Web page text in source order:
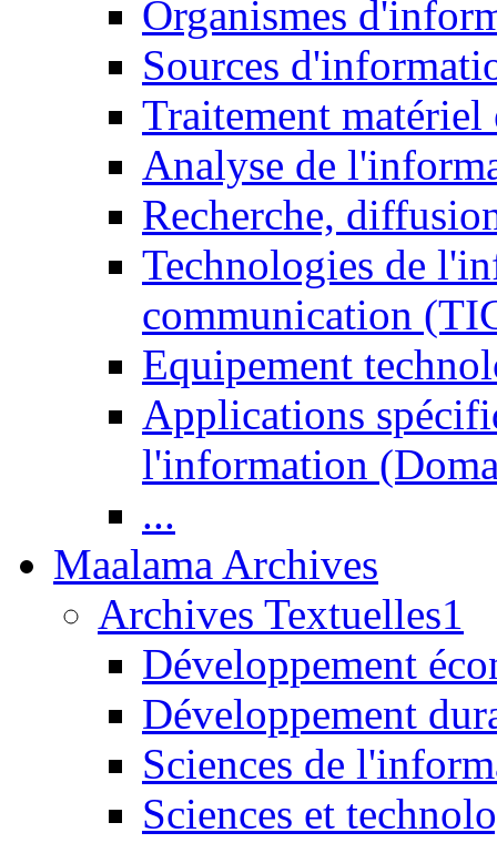
Organismes
Sources
Traitement matériel
Analyse de
Recherche,
Technologies de
communication
Equipement
Applications
l'information
...
Maalama Archives
Archives Textuelles1
Développement
Développement
Sciences de
Sciences et